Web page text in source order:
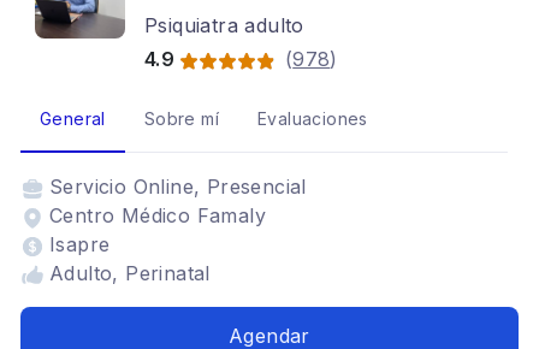
Psiquiatra adulto
4.9
(978)
General Sobre mí Evaluaciones
Servicio Online, Presencial
Centro Médico Famaly
Isapre
Adulto, Perinatal
Agendar